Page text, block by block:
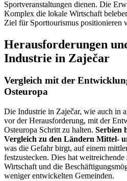
Sportveranstaltungen dienen. Die
Komplex die lokale Wirtschaft
Ziel für Sporttourismus positionieren
Herausforderungen
Industrie in Zaječar
Vergleich mit der
Osteuropa
Die Industrie in Zaječar, wie auch in
vor der Herausforderung, mit der
Osteuropa Schritt zu halten. Serbien
Vergleich zu den Ländern Mittel-
was die Gefahr birgt, auf einem
festzustecken. Dies hat
Wirtschaft und die
weniger entwickelten Gemeinden.